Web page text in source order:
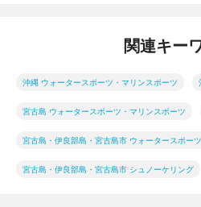
関連キー
沖縄 ウォータースポーツ・マリンスポーツ
宮古島 ウォータースポーツ・マリンスポーツ
宮古島・伊良部島・宮古島市 ウォータースポー
宮古島・伊良部島・宮古島市 シュノーケリング